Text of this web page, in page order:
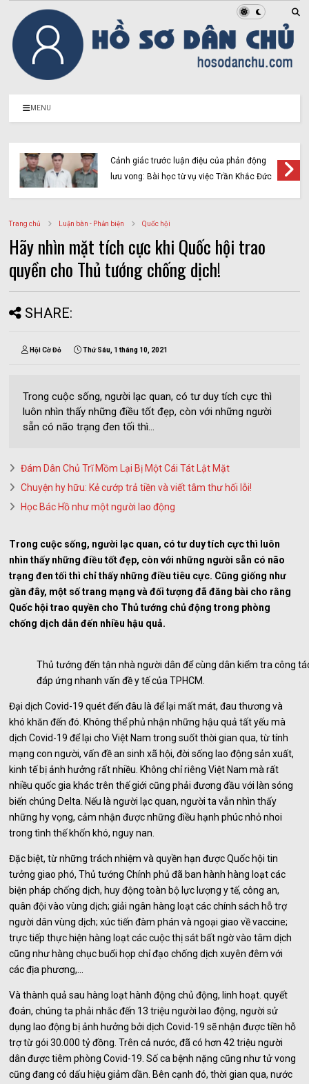
MENU
Cảnh giác trước luận điệu của phản động
lưu vong: Bài học từ vụ việc Trần Khắc Đức
Trang chủ Luận bàn - Phản biện Quốc hội
Hãy nhìn mặt tích cực khi Quốc hội trao
quyền cho Thủ tướng chống dịch!
SHARE:
Hội Cờ Đỏ Thứ Sáu, 1 tháng 10, 2021
Trong cuộc sống, người lạc quan, có tư duy tích cực thì
luôn nhìn thấy những điều tốt đẹp, còn với những người
sẵn có não trạng đen tối thì...
Đám Dân Chủ Trĩ Mồm Lại Bị Một Cái Tát Lật Mặt
Chuyện hy hữu: Kẻ cướp trả tiền và viết tâm thư hối lỗi!
Học Bác Hồ như một người lao động
Trong cuộc sống, người lạc quan, có tư duy tích cực thì luôn
nhìn thấy những điều tốt đẹp, còn với những người sẵn có não
trạng đen tối thì chỉ thấy những điều tiêu cực. Cũng giống như
gần đây, một số trang mạng và đối tượng đã đăng bài cho rằng
Quốc hội trao quyền cho Thủ tướng chủ động trong phòng
chống dịch dẫn đến nhiều hậu quả.
Thủ tướng đến tận nhà người dân để cùng dân kiểm tra công
đáp ứng nhanh vấn đề y tế của TPHCM.
Đại dịch Covid-19 quét đến đâu là để lại mất mát, đau thương và
khó khăn đến đó. Không thể phủ nhận những hậu quả tất yếu mà
dịch Covid-19 để lại cho Việt Nam trong suốt thời gian qua, từ tính
mạng con người, vấn đề an sinh xã hội, đời sống lao động sản xuất,
kinh tế bị ảnh hưởng rất nhiều. Không chỉ riêng Việt Nam mà rất
nhiều quốc gia khác trên thế giới cũng phải đương đầu với làn sóng
biến chúng Delta. Nếu là người lạc quan, người ta vẫn nhìn thấy
những hy vọng, cảm nhận được những điều hạnh phúc nhỏ nhoi
trong tình thế khốn khó, nguy nan.
Đặc biệt, từ những trách nhiệm và quyền hạn được Quốc hội tin
tưởng giao phó, Thủ tướng Chính phủ đã ban hành hàng loạt các
biện pháp chống dịch, huy động toàn bộ lực lượng y tế, công an,
quân đội vào vùng dịch; giải ngân hàng loạt các chính sách hỗ trợ
người dân vùng dịch; xúc tiến đàm phán và ngoại giao về vaccine;
trực tiếp thực hiện hàng loạt các cuộc thị sát bất ngờ vào tâm dịch
cũng như hàng chục buổi họp chỉ đạo chống dịch xuyên đêm với
các địa phương,…
Và thành quả sau hàng loạt hành động chủ động, linh hoạt. quyết
đoán, chúng ta phải nhắc đến 13 triệu người lao động, người sử
dụng lao động bị ảnh hưởng bởi dịch Covid-19 sẽ nhận được tiền hỗ
trợ từ gói 30.000 tỷ đồng. Trên cả nước, đã có hơn 42 triệu người
dân được tiêm phòng Covid-19. Số ca bệnh nặng cũng như tử vong
cũng đang có dấu hiệu giảm dần. Bên cạnh đó, thời gian qua, nước